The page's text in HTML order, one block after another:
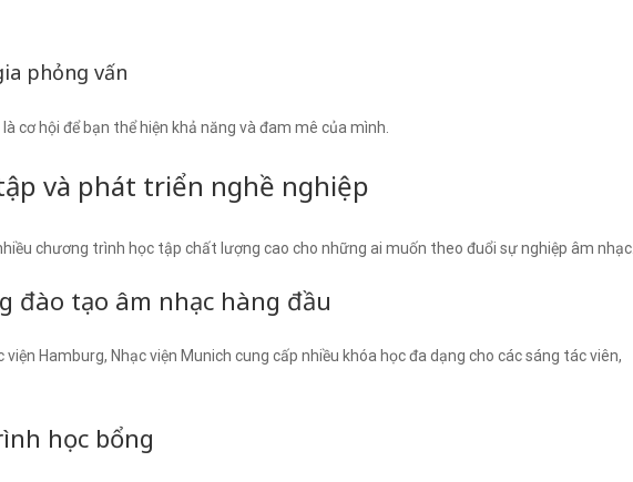
phỏng vấn
cơ hội để bạn thể hiện khả năng và đam mê của mình.
và phát triển nghề nghiệp
chương trình học tập chất lượng cao cho những ai muốn theo đuổi sự nghiệp âm nhạc.
đào tạo âm nhạc hàng đầu
Hamburg, Nhạc viện Munich cung cấp nhiều khóa học đa dạng cho các sáng tác viên,
học bổng